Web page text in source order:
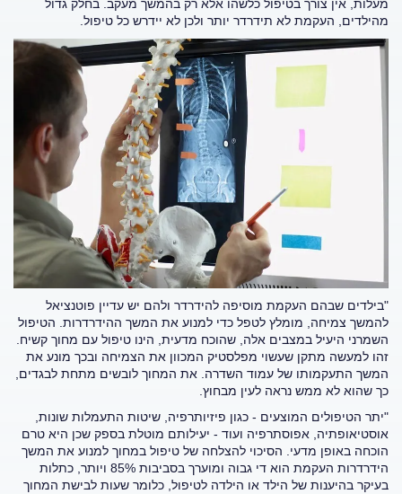
מעלות, אין צורך בטיפול כלשהו אלא רק בהמשך מעקב. בחלק גדול
מהילדים, העקמת לא תידרדר יותר ולכן לא יידרש כל טיפול.
"בילדים שבהם העקמת מוסיפה להידרדר ולהם יש עדיין פוטנציאל
להמשך צמיחה, מומלץ לטפל כדי למנוע את המשך ההידרדרות. הטיפול
השמרני היעיל במצבים אלה, שהוכח מדעית, הינו טיפול עם מחוך קשיח.
זהו למעשה מתקן שעשוי מפלסטיק המכוון את הצמיחה ובכך מונע את
המשך התעקמותו של עמוד השדרה. את המחוך לובשים מתחת לבגדים,
כך שהוא לא ממש נראה לעין מבחוץ.
"יתר הטיפולים המוצעים - כגון פיזיותרפיה, שיטות התעמלות שונות,
אוסטיאופתיה, אפוסתרפיה ועוד - יעילותם מוטלת בספק שכן היא טרם
הוכחה באופן מדעי. הסיכוי להצלחה של טיפול במחוך למנוע את המשך
הידרדרות העקמת הוא די גבוה ומוערך בסביבות 85% ויותר, כתלות
בעיקר בהיענות של הילד או הילדה לטיפול, כלומר שעות לבישת המחוך